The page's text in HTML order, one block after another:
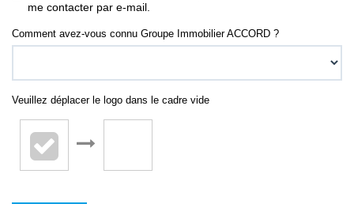
me contacter par e-mail.
Comment avez-vous connu Groupe Immobilier ACCORD ?
Veuillez déplacer le logo dans le cadre vide